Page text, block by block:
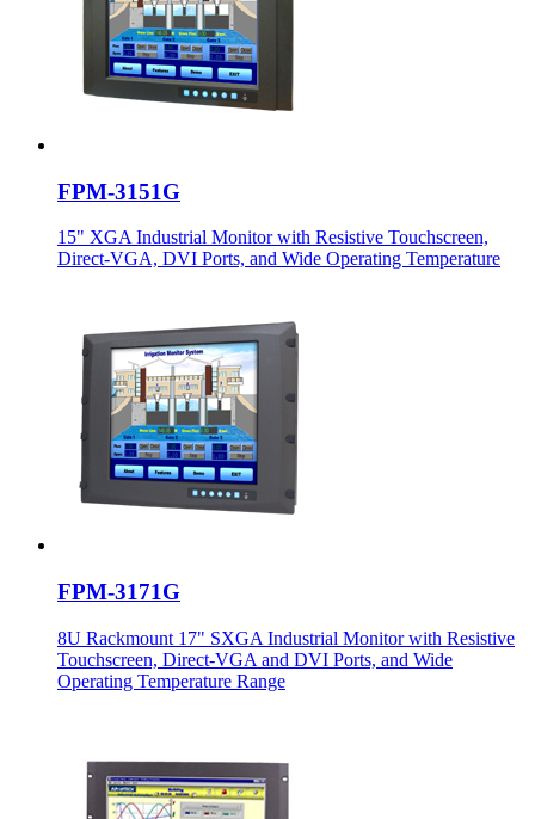
FPM-3151G
15" XGA Industrial Monitor with Resistive Touchscreen,
Direct-VGA, DVI Ports, and Wide Operating Temperature
FPM-3171G
8U Rackmount 17" SXGA Industrial Monitor with Resistive
Touchscreen, Direct-VGA and DVI Ports, and Wide
Operating Temperature Range